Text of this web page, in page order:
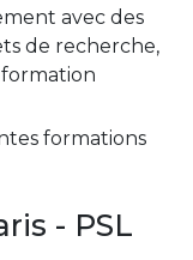
avec des
de recherche,
formation
formations
- PSL